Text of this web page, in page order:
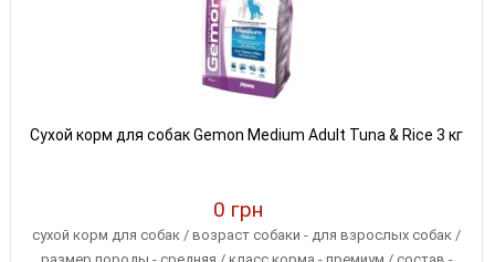
Сухой корм для собак Gemon Medium Adult Tuna & Rice 3 кг
0 грн
сухой корм для собак / возраст собаки - для взрослых собак /